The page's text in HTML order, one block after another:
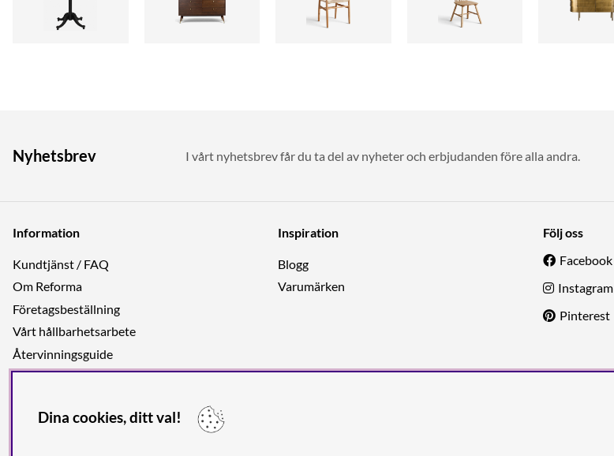
Nyhetsbrev I vårt nyhetsbrev får du ta del av nyheter och erbjudanden före alla andra.
Information
Kundtjänst / FAQ
Om Reforma
Företagsbeställning
Vårt hållbarhetsarbete
Återvinningsguide
Integritetspolicy
Inspiration
Blogg
Varumärken
Följ oss
Facebook
Instagram
Pinterest
Dina cookies, ditt val!